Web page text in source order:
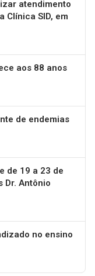
atendimento
Clínica SID, em
aos 88 anos
de endemias
de 19 a 23 de
Dr. Antônio
no ensino